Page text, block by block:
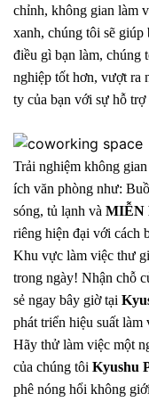
chỉnh, không gian làm
xanh, chúng tôi sẽ giúp
điều gì bạn làm, chúng
nghiệp tốt hơn, vượt ra
ty của bạn với sự hỗ
Trải nghiệm không
ích văn phòng như:
sóng, tủ lạnh và MIỄN
riêng hiện đại với cách
Khu vực làm việc thư
trong ngày! Nhận chỗ
sẻ ngay bây giờ tại
phát triển hiệu suất làm
Hãy thử làm việc một
của chúng tôi Kyushu
phê nóng hổi không